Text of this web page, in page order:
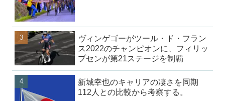
ヴィンゲゴーがツール・ド・フラン
ス2022のチャンピオンに、フィリッ
プセンが第21ステージを制覇
新城幸也のキャリアの凄さを同期
112人との比較から考察する。